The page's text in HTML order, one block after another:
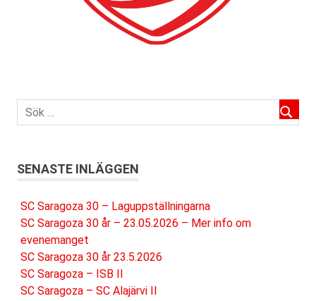
SENASTE INLÄGGEN
SC Saragoza 30 – Laguppställningarna
SC Saragoza 30 år – 23.05.2026 – Mer info om
evenemanget
SC Saragoza 30 år 23.5.2026
SC Saragoza – ISB II
SC Saragoza – SC Alajärvi II